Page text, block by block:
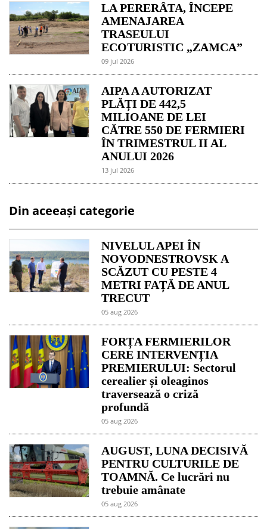
LA PERERÂTA, ÎNCEPE
AMENAJAREA
TRASEULUI
ECOTURISTIC „ZAMCA”
09 jul 2026
AIPA A AUTORIZAT
PLĂȚI DE 442,5
MILIOANE DE LEI
CĂTRE 550 DE FERMIERI
ÎN TRIMESTRUL II AL
ANULUI 2026
13 jul 2026
Din aceeași categorie
NIVELUL APEI ÎN
NOVODNESTROVSK A
SCĂZUT CU PESTE 4
METRI FAȚĂ DE ANUL
TRECUT
05 aug 2026
FORȚA FERMIERILOR
CERE INTERVENȚIA
PREMIERULUI: Sectorul
cerealier și oleaginos
traversează o criză
profundă
05 aug 2026
AUGUST, LUNA DECISIVĂ
PENTRU CULTURILE DE
TOAMNĂ. Ce lucrări nu
trebuie amânate
05 aug 2026